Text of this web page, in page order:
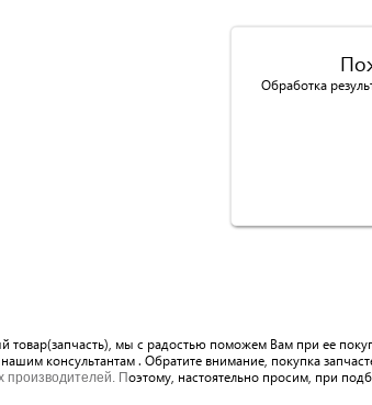
Обработка
товар(запчасть), мы с радостью поможем Вам при ее
консультантам . Обратите внимание, покупка
производителей. Поэтому, настоятельно просим, при